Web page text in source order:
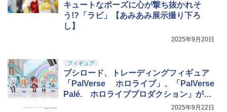
キュートなポーズに心が撃ち抜かれそ
う!?「ラビ」【あみあみ展示撮り下ろ
し】
2025年9月20日
フィギュア
ブシロード、トレーディングフィギュア
「PalVerse ホロライブ」、「PalVerse
Palé. ホロライブプロダクション」が9
2025年9月22日